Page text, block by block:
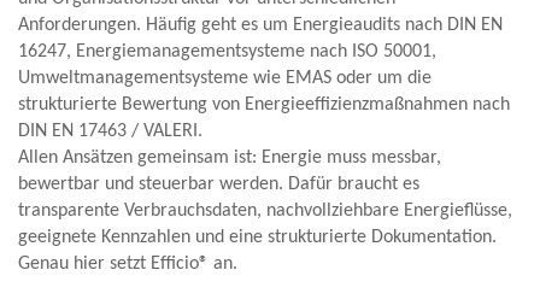
Anforderungen. Häufig geht es um Energieaudits nach DIN EN
16247, Energiemanagementsysteme nach ISO 50001,
Umweltmanagementsysteme wie EMAS oder um die
strukturierte Bewertung von Energieeffizienzmaßnahmen nach
DIN EN 17463 / VALERI.
Allen Ansätzen gemeinsam ist: Energie muss messbar,
bewertbar und steuerbar werden. Dafür braucht es
transparente Verbrauchsdaten, nachvollziehbare Energieflüsse,
geeignete Kennzahlen und eine strukturierte Dokumentation.
Genau hier setzt Efficio® an.